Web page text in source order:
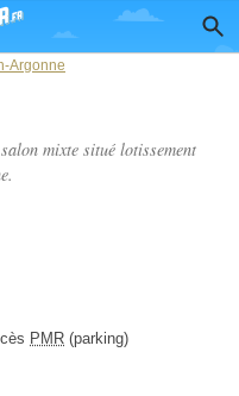
Argonne
mixte situé lotissement
PMR (parking)